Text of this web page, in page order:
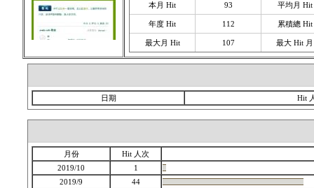
本月 Hit 93 平均月 Hit
年度 Hit 112 累積總 Hit
最大月 Hit 107 最大 Hit 月
日期 Hit
月份
Hit 人次
2019/10
1
2019/9
44